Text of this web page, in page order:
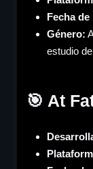
Fecha
Género:
estudio
🎯 At